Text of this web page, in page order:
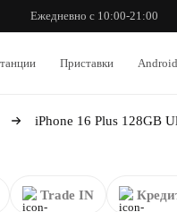
Ежедневно с 10:00-21:00
Приставки Android
iPhone 16 Plus 128GB
Trade IN